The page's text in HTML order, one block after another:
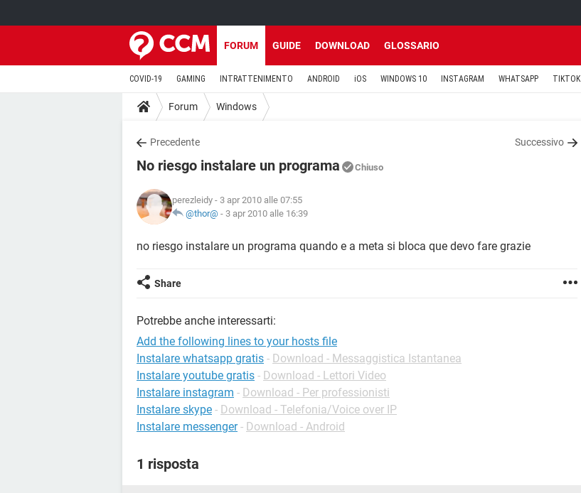
FORUM GUIDE DOWNLOAD GLOSSARIO
COVID-19 GAMING INTRATTENIMENTO ANDROID iOS WINDOWS 10 INSTAGRAM WHATSAPP TIKTOK
Forum Windows
Precedente Successivo
No riesgo instalare un programa Chiuso
perezleidy - 3 apr 2010 alle 07:55
@thor@ - 3 apr 2010 alle 16:39
no riesgo instalare un programa quando e a meta si bloca que devo fare grazie
Share
Potrebbe anche interessarti:
Add the following lines to your hosts file
Instalare whatsapp gratis - Download - Messaggistica Istantanea
Instalare youtube gratis - Download - Lettori Video
Instalare instagram - Download - Per professionisti
Instalare skype - Download - Telefonia/Voice over IP
Instalare messenger - Download - Android
1 risposta